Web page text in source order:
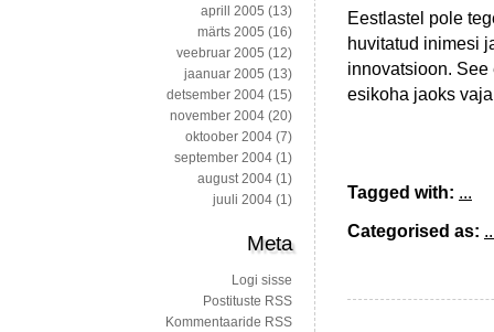
Eestlastel pole
huvitatud inimesi
innovatsioon.
esikoha jaoks
Tagged with: ...
Categorised as:
aprill 2005 (13)
märts 2005 (16)
veebruar 2005 (12)
jaanuar 2005 (13)
detsember 2004 (15)
november 2004 (20)
oktoober 2004 (7)
september 2004 (1)
august 2004 (1)
juuli 2004 (1)
Meta
Logi sisse
Postituste RSS
Kommentaaride RSS